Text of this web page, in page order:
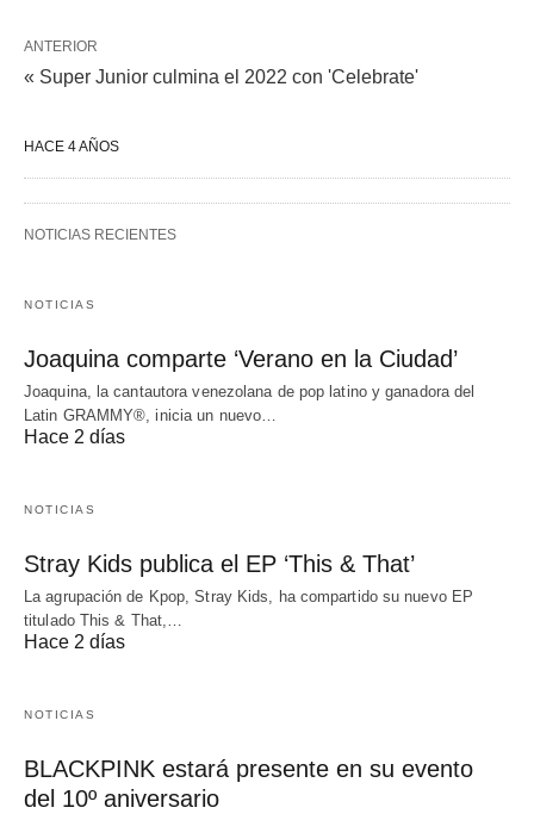
ANTERIOR
« Super Junior culmina el 2022 con 'Celebrate'
HACE 4 AÑOS
NOTICIAS RECIENTES
NOTICIAS
Joaquina comparte ‘Verano en la Ciudad’
Joaquina, la cantautora venezolana de pop latino y ganadora del
Latin GRAMMY®, inicia un nuevo…
Hace 2 días
NOTICIAS
Stray Kids publica el EP ‘This & That’
La agrupación de Kpop, Stray Kids, ha compartido su nuevo EP
titulado This & That,…
Hace 2 días
NOTICIAS
BLACKPINK estará presente en su evento
del 10º aniversario